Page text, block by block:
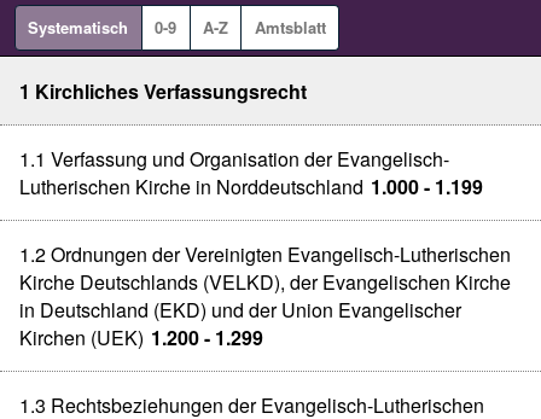
Systematisch 0-9 A-Z Amtsblatt
1 Kirchliches Verfassungsrecht
1.1 Verfassung und Organisation der Evangelisch-
Lutherischen Kirche in Norddeutschland 1.000 - 1.199
1.2 Ordnungen der Vereinigten Evangelisch-Lutherischen
Kirche Deutschlands (VELKD), der Evangelischen Kirche
in Deutschland (EKD) und der Union Evangelischer
Kirchen (UEK) 1.200 - 1.299
1.3 Rechtsbeziehungen der Evangelisch-Lutherischen